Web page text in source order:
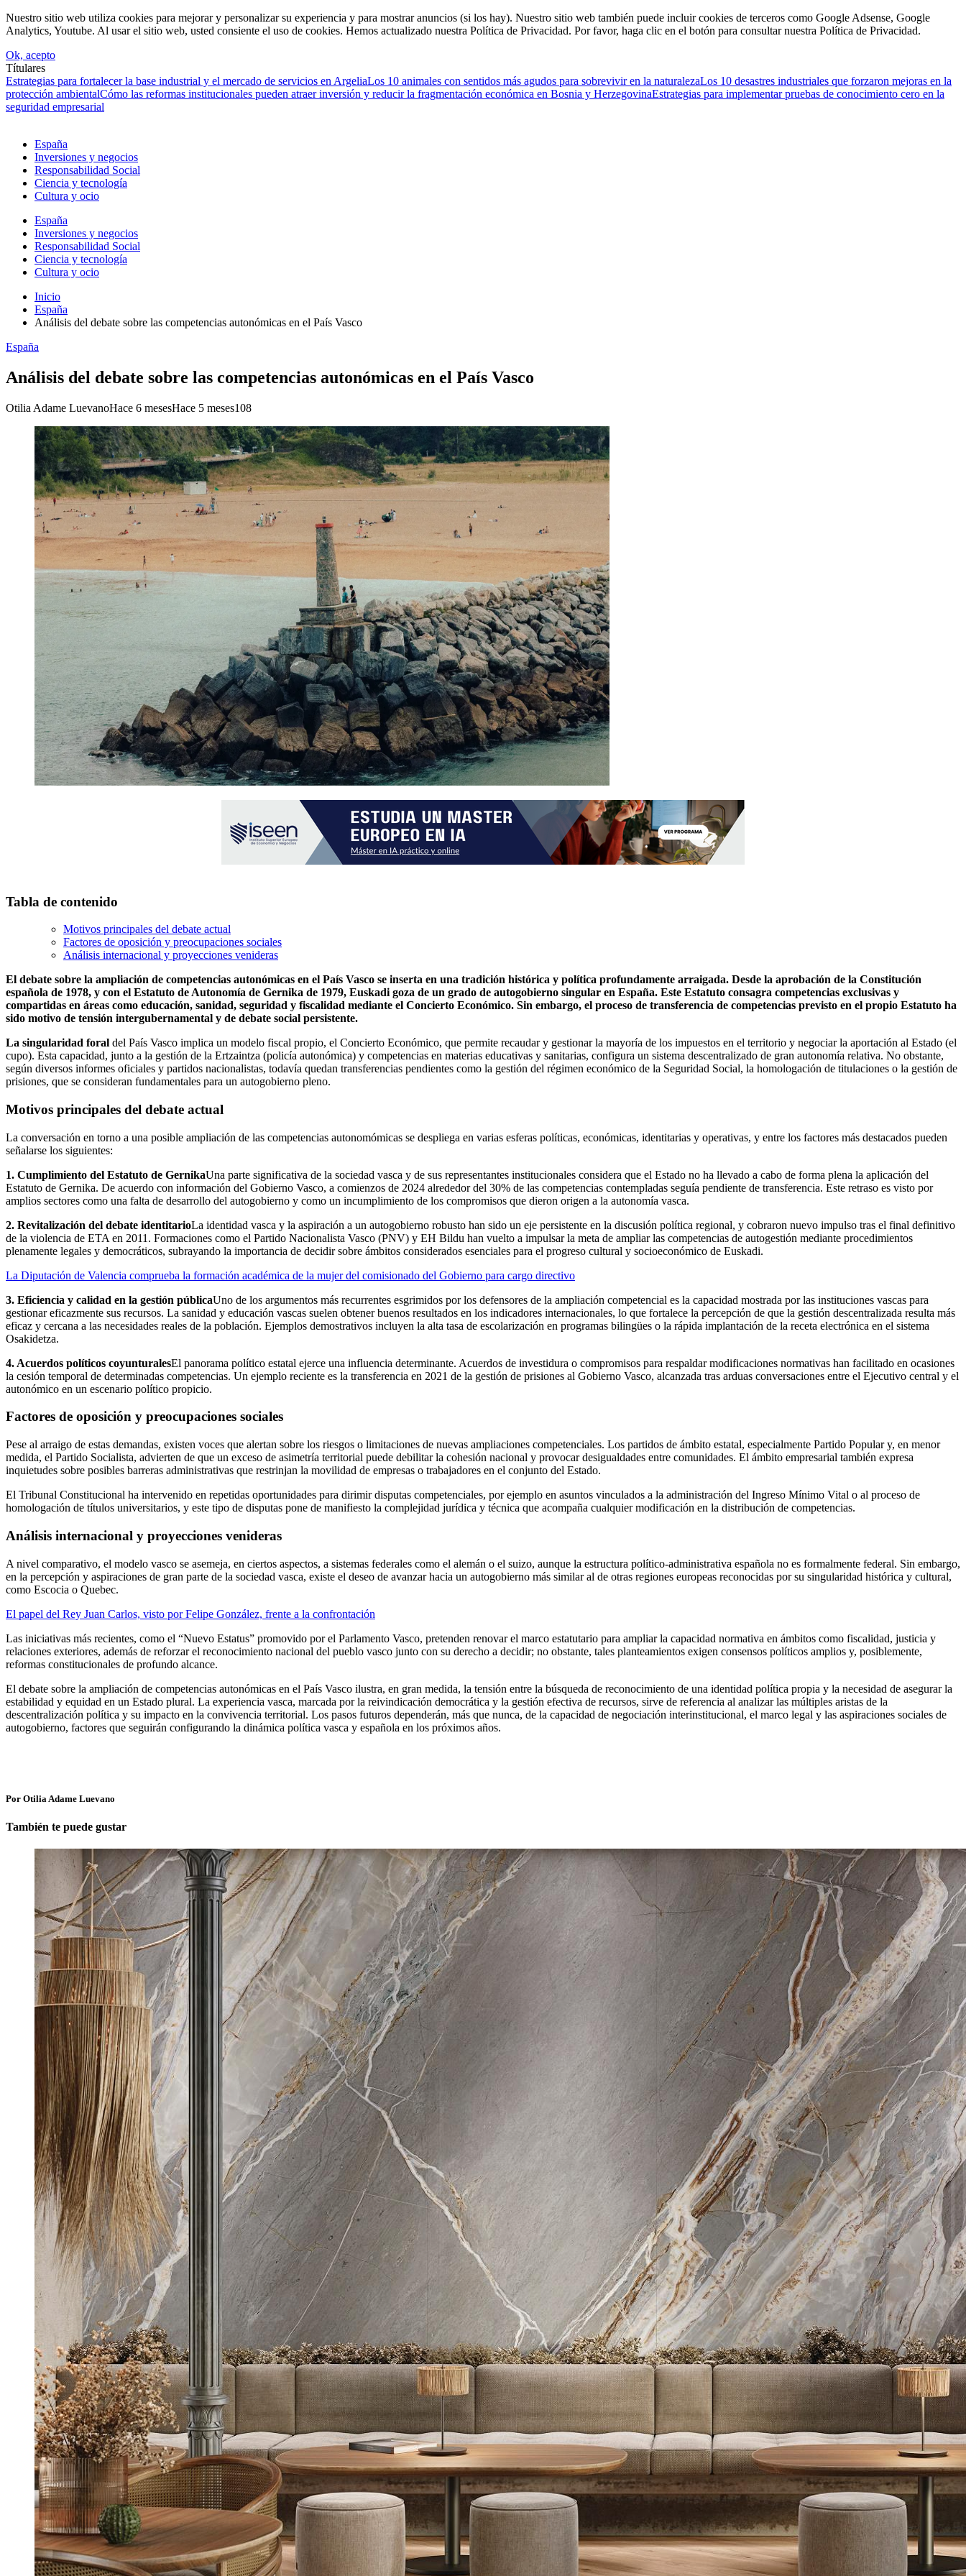
Nuestro sitio web utiliza cookies para mejorar y personalizar su experiencia y para mostrar anuncios (si los hay). Nuestro sitio web también puede incluir cookies de terceros como Google Adsense, Google
Analytics, Youtube. Al usar el sitio web, usted consiente el uso de cookies. Hemos actualizado nuestra Política de Privacidad. Por favor, haga clic en el botón para consultar nuestra Política de Privacidad.
Ok, acepto
Títulares
Estrategias para fortalecer la base industrial y el mercado de servicios en ArgeliaLos 10 animales con sentidos más agudos para sobrevivir en la naturalezaLos 10 desastres industriales que forzaron mejoras en la
protección ambientalCómo las reformas institucionales pueden atraer inversión y reducir la fragmentación económica en Bosnia y HerzegovinaEstrategias para implementar pruebas de conocimiento cero en la
seguridad empresarial
España
Inversiones y negocios
Responsabilidad Social
Ciencia y tecnología
Cultura y ocio
España
Inversiones y negocios
Responsabilidad Social
Ciencia y tecnología
Cultura y ocio
Inicio
España
Análisis del debate sobre las competencias autonómicas en el País Vasco
España
Análisis del debate sobre las competencias autonómicas en el País Vasco
Otilia Adame LuevanoHace 6 mesesHace 5 meses108
Tabla de contenido
Motivos principales del debate actual
Factores de oposición y preocupaciones sociales
Análisis internacional y proyecciones venideras
El debate sobre la ampliación de competencias autonómicas en el País Vasco se inserta en una tradición histórica y política profundamente arraigada. Desde la aprobación de la Constitución
española de 1978, y con el Estatuto de Autonomía de Gernika de 1979, Euskadi goza de un grado de autogobierno singular en España. Este Estatuto consagra competencias exclusivas y
compartidas en áreas como educación, sanidad, seguridad y fiscalidad mediante el Concierto Económico. Sin embargo, el proceso de transferencia de competencias previsto en el propio Estatuto ha
sido motivo de tensión intergubernamental y de debate social persistente.
La singularidad foral del País Vasco implica un modelo fiscal propio, el Concierto Económico, que permite recaudar y gestionar la mayoría de los impuestos en el territorio y negociar la aportación al Estado (el
cupo). Esta capacidad, junto a la gestión de la Ertzaintza (policía autonómica) y competencias en materias educativas y sanitarias, configura un sistema descentralizado de gran autonomía relativa. No obstante,
según diversos informes oficiales y partidos nacionalistas, todavía quedan transferencias pendientes como la gestión del régimen económico de la Seguridad Social, la homologación de titulaciones o la gestión de
prisiones, que se consideran fundamentales para un autogobierno pleno.
Motivos principales del debate actual
La conversación en torno a una posible ampliación de las competencias autonomómicas se despliega en varias esferas políticas, económicas, identitarias y operativas, y entre los factores más destacados pueden
señalarse los siguientes:
1. Cumplimiento del Estatuto de GernikaUna parte significativa de la sociedad vasca y de sus representantes institucionales considera que el Estado no ha llevado a cabo de forma plena la aplicación del
Estatuto de Gernika. De acuerdo con información del Gobierno Vasco, a comienzos de 2024 alrededor del 30% de las competencias contempladas seguía pendiente de transferencia. Este retraso es visto por
amplios sectores como una falta de desarrollo del autogobierno y como un incumplimiento de los compromisos que dieron origen a la autonomía vasca.
2. Revitalización del debate identitarioLa identidad vasca y la aspiración a un autogobierno robusto han sido un eje persistente en la discusión política regional, y cobraron nuevo impulso tras el final definitivo
de la violencia de ETA en 2011. Formaciones como el Partido Nacionalista Vasco (PNV) y EH Bildu han vuelto a impulsar la meta de ampliar las competencias de autogestión mediante procedimientos
plenamente legales y democráticos, subrayando la importancia de decidir sobre ámbitos considerados esenciales para el progreso cultural y socioeconómico de Euskadi.
La Diputación de Valencia comprueba la formación académica de la mujer del comisionado del Gobierno para cargo directivo
3. Eficiencia y calidad en la gestión públicaUno de los argumentos más recurrentes esgrimidos por los defensores de la ampliación competencial es la capacidad mostrada por las instituciones vascas para
gestionar eficazmente sus recursos. La sanidad y educación vascas suelen obtener buenos resultados en los indicadores internacionales, lo que fortalece la percepción de que la gestión descentralizada resulta más
eficaz y cercana a las necesidades reales de la población. Ejemplos demostrativos incluyen la alta tasa de escolarización en programas bilingües o la rápida implantación de la receta electrónica en el sistema
Osakidetza.
4. Acuerdos políticos coyunturalesEl panorama político estatal ejerce una influencia determinante. Acuerdos de investidura o compromisos para respaldar modificaciones normativas han facilitado en ocasiones
la cesión temporal de determinadas competencias. Un ejemplo reciente es la transferencia en 2021 de la gestión de prisiones al Gobierno Vasco, alcanzada tras arduas conversaciones entre el Ejecutivo central y el
autonómico en un escenario político propicio.
Factores de oposición y preocupaciones sociales
Pese al arraigo de estas demandas, existen voces que alertan sobre los riesgos o limitaciones de nuevas ampliaciones competenciales. Los partidos de ámbito estatal, especialmente Partido Popular y, en menor
medida, el Partido Socialista, advierten de que un exceso de asimetría territorial puede debilitar la cohesión nacional y provocar desigualdades entre comunidades. El ámbito empresarial también expresa
inquietudes sobre posibles barreras administrativas que restrinjan la movilidad de empresas o trabajadores en el conjunto del Estado.
El Tribunal Constitucional ha intervenido en repetidas oportunidades para dirimir disputas competenciales, por ejemplo en asuntos vinculados a la administración del Ingreso Mínimo Vital o al proceso de
homologación de títulos universitarios, y este tipo de disputas pone de manifiesto la complejidad jurídica y técnica que acompaña cualquier modificación en la distribución de competencias.
Análisis internacional y proyecciones venideras
A nivel comparativo, el modelo vasco se asemeja, en ciertos aspectos, a sistemas federales como el alemán o el suizo, aunque la estructura político-administrativa española no es formalmente federal. Sin embargo,
en la percepción y aspiraciones de gran parte de la sociedad vasca, existe el deseo de avanzar hacia un autogobierno más similar al de otras regiones europeas reconocidas por su singularidad histórica y cultural,
como Escocia o Quebec.
El papel del Rey Juan Carlos, visto por Felipe González, frente a la confrontación
Las iniciativas más recientes, como el “Nuevo Estatus” promovido por el Parlamento Vasco, pretenden renovar el marco estatutario para ampliar la capacidad normativa en ámbitos como fiscalidad, justicia y
relaciones exteriores, además de reforzar el reconocimiento nacional del pueblo vasco junto con su derecho a decidir; no obstante, tales planteamientos exigen consensos políticos amplios y, posiblemente,
reformas constitucionales de profundo alcance.
El debate sobre la ampliación de competencias autonómicas en el País Vasco ilustra, en gran medida, la tensión entre la búsqueda de reconocimiento de una identidad política propia y la necesidad de asegurar la
estabilidad y equidad en un Estado plural. La experiencia vasca, marcada por la reivindicación democrática y la gestión efectiva de recursos, sirve de referencia al analizar las múltiples aristas de la
descentralización política y su impacto en la convivencia territorial. Los pasos futuros dependerán, más que nunca, de la capacidad de negociación interinstitucional, el marco legal y las aspiraciones sociales de
autogobierno, factores que seguirán configurando la dinámica política vasca y española en los próximos años.
Por Otilia Adame Luevano
También te puede gustar